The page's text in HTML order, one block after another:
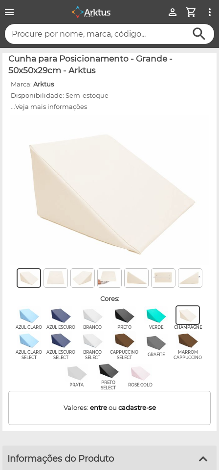
Procure por nome, marca, código...
Cunha para Posicionamento - Grande -
50x50x29cm - Arktus
Marca: Arktus
Disponibilidade: Sem-estoque
...Veja mais informações
cores:
AZUL CLARO AZUL ESCURO BRANCO PRETO VERDE CHAMPAGNE
AZUL CLARO
SELECT
AZUL ESCURO
SELECT
BRANCO
SELECT
CAPPUCCINO
SELECT
GRAFITE
MARROM
CAPPUCCINO
PRATA
PRETO
SELECT
ROSE GOLD
Valores: entreou cadastre-se
Informações do Produto